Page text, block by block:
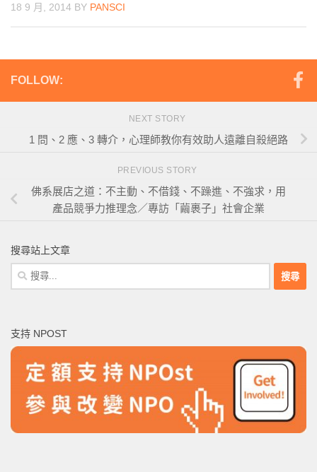
18 9 月, 2014 BY PANSCI
FOLLOW:
NEXT STORY
1 問、2 應、3 轉介，心理師教你有效助人遠離自殺絕路
PREVIOUS STORY
佛系展店之道：不主動、不借錢、不躁進、不強求，用
產品競爭力推理念／專訪「繭裹子」社會企業
搜尋站上文章
搜
尋
字:
支持 NPOST